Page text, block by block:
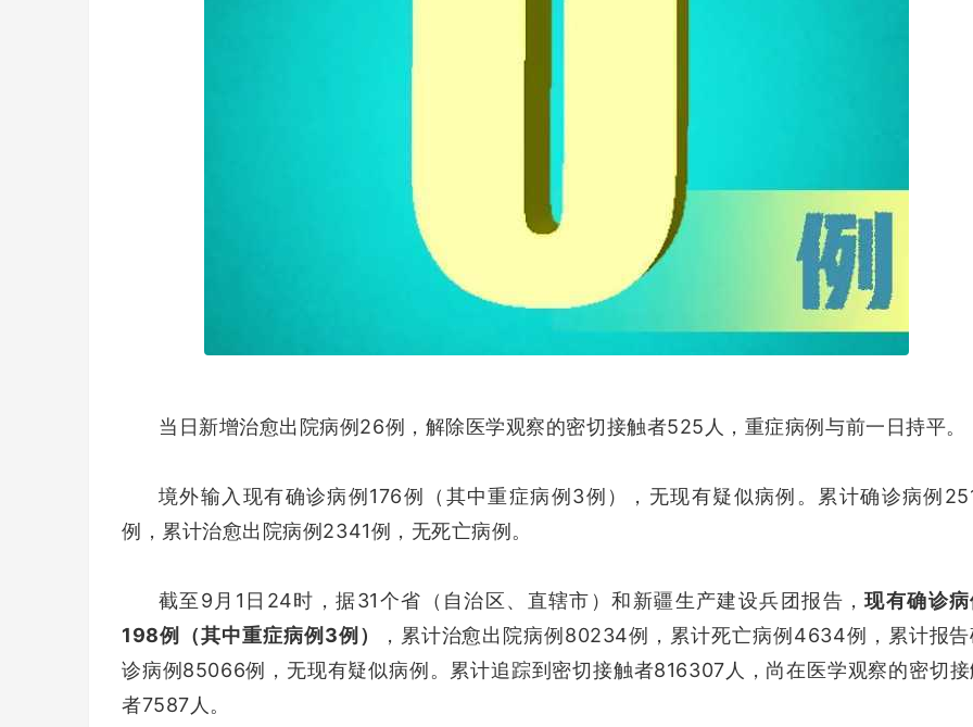
当日新增治愈出院病例26例，解除医学观察的密切接触者525人，重症病例与前一日持平。
境外输入现有确诊病例176例（其中重症病例3例），无现有疑似病例。累计确诊病例
例，累计治愈出院病例2341例，无死亡病例。
截至9月1日24时，据31个省（自治区、直辖市）和新疆生产建设兵团报告，现有确诊
198例（其中重症病例3例）
，累计治愈出院病例80234例，累计死亡病例4634例，累计报
诊病例85066例，无现有疑似病例。累计追踪到密切接触者816307人，尚在医学观察的密切
者7587人。